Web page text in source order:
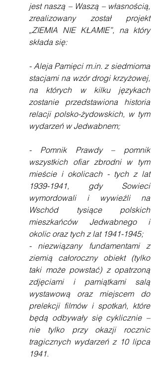
jest naszą – Waszą – własnością,
zrealizowany został projekt
„ZIEMIA NIE KŁAMIE”, na który
składa się:
- Aleja Pamięci m.in. z siedmioma
stacjami na wzór drogi krzyżowej,
na których w kilku językach
zostanie przedstawiona historia
relacji polsko-żydowskich, w tym
wydarzeń w Jedwabnem;
- Pomnik Prawdy – pomnik
wszystkich ofiar zbrodni w tym
mieście i okolicach - tych z lat
1939-1941, gdy Sowieci
wymordowali i wywieźli na
Wschód tysiące polskich
mieszkańców Jedwabnego i
okolic oraz tych z lat 1941-1945;
- niezwiązany fundamentami z
ziemią całoroczny obiekt (tylko
taki może powstać) z opatrzoną
zdjęciami i pamiątkami salą
wystawową oraz miejscem do
prelekcji filmów i spotkań, które
będą odbywały się cyklicznie –
nie tylko przy okazji rocznic
tragicznych wydarzeń z 10 lipca
1941.